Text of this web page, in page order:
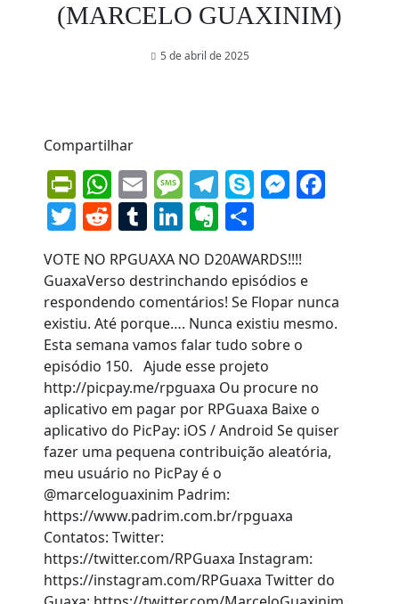
(MARCELO GUAXINIM)
5 de abril de 2025
Compartilhar
PrintFriendly
WhatsApp
EmailMessage
Telegram
Skype
Twitter
Reddit
Tumblr
LinkedIn
Evernote
VOTE NO RPGUAXA NO D20AWARDS!!!!
GuaxaVerso destrinchando episódios e
respondendo comentários! Se Flopar nunca
existiu. Até porque…. Nunca existiu mesmo.
Esta semana vamos falar tudo sobre o
episódio 150. Ajude esse projeto
http://picpay.me/rpguaxa Ou procure no
aplicativo em pagar por RPGuaxa Baixe o
aplicativo do PicPay: iOS / Android Se quiser
fazer uma pequena contribuição aleatória,
meu usuário no PicPay é o
@marceloguaxinim Padrim:
https://www.padrim.com.br/rpguaxa
Contatos: Twitter:
https://twitter.com/RPGuaxa Instagram:
https://instagram.com/RPGuaxa Twitter do